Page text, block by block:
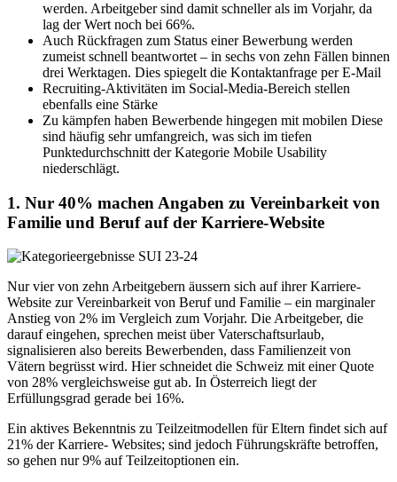
werden. Arbeitgeber sind damit schneller als im Vorjahr, da
lag der Wert noch bei 66%.
Auch Rückfragen zum Status einer Bewerbung werden
zumeist schnell beantwortet – in sechs von zehn Fällen binnen
drei Werktagen. Dies spiegelt die Kontaktanfrage per E-Mail
Recruiting-Aktivitäten im Social-Media-Bereich stellen
ebenfalls eine Stärke
Zu kämpfen haben Bewerbende hingegen mit mobilen Diese
sind häufig sehr umfangreich, was sich im tiefen
Punktedurchschnitt der Kategorie Mobile Usability
niederschlägt.
1. Nur 40% machen Angaben zu Vereinbarkeit von
Familie und Beruf auf der Karriere-Website
Nur vier von zehn Arbeitgebern äussern sich auf ihrer Karriere-
Website zur Vereinbarkeit von Beruf und Familie – ein marginaler
Anstieg von 2% im Vergleich zum Vorjahr. Die Arbeitgeber, die
darauf eingehen, sprechen meist über Vaterschaftsurlaub,
signalisieren also bereits Bewerbenden, dass Familienzeit von
Vätern begrüsst wird. Hier schneidet die Schweiz mit einer Quote
von 28% vergleichsweise gut ab. In Österreich liegt der
Erfüllungsgrad gerade bei 16%.
Ein aktives Bekenntnis zu Teilzeitmodellen für Eltern findet sich auf
21% der Karriere- Websites; sind jedoch Führungskräfte betroffen,
so gehen nur 9% auf Teilzeitoptionen ein.